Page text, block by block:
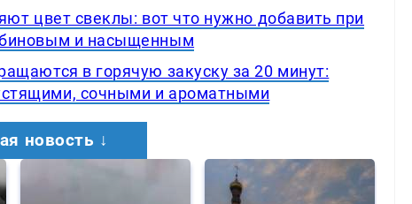
цвет свеклы: вот что нужно добавить при
и насыщенным
в горячую закуску за 20 минут:
сочными и ароматными
новость ↓